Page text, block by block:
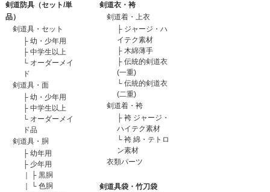
剣道防具（セット/単
品）
剣道具・セット
├ 幼・少年用
├ 中学生以上
└ オーダーメイ
ド
剣道具・面
├ 幼・少年用
├ 中学生以上
└ オーダーメイ
ド品
剣道具・胴
├ 幼年用
├ 少年用
├ 黒胴
└ 色胴
剣道衣・袴
剣道着・上衣
├ ジャージ・ハ
イテク素材
├ 木綿薄手
├ 伝統的剣道衣
(一重)
└ 伝統的剣道衣
(二重)
剣道着・袴
├ 袴 ジャージ・
ハイテク素材
└ 袴 綿・テトロ
ン素材
衣類パーツ
剣道具袋・竹刀袋